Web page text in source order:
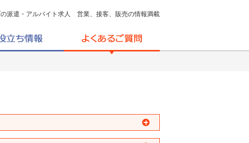
派遣・アルバイト求人 営業、接客、販売の情報満載